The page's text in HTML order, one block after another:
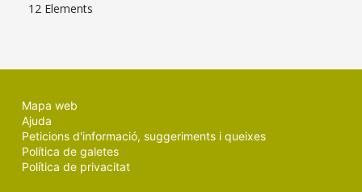
12 Elements
Mapa web
Ajuda
Peticions d'informació, suggeriments i queixes
Política de galetes
Política de privacitat